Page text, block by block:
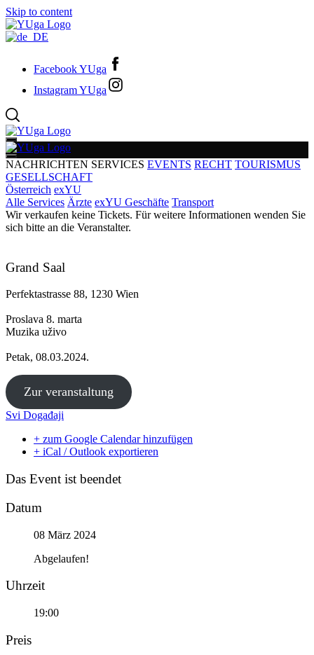
Skip to content
Facebook YUga
Instagram YUga
NACHRICHTEN SERVICES EVENTS RECHT TOURISMUS
GESELLSCHAFT
Österreich exYU
Alle Services Ärzte exYU Geschäfte Transport
Wir verkaufen keine Tickets. Für weitere Informationen wenden Sie
sich bitte an die Veranstalter.
Grand Saal
Perfektastrasse 88, 1230 Wien
Proslava 8. marta
Muzika uživo
Petak, 08.03.2024.
Zur veranstaltung
Svi Događaji
+ zum Google Calendar hinzufügen
+ iCal / Outlook exportieren
Das Event ist beendet
Datum
08 März 2024
Abgelaufen!
Uhrzeit
19:00
Preis